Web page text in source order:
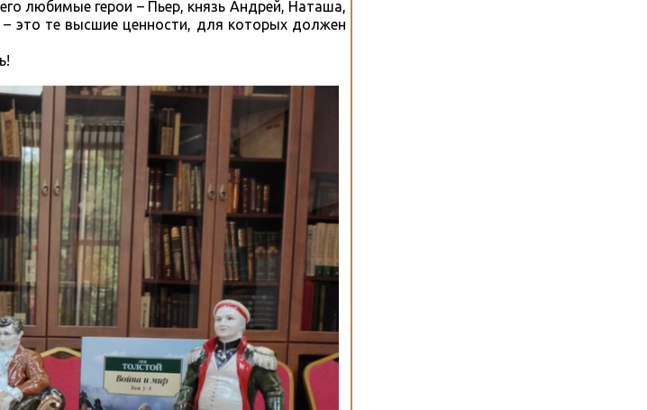
любимые герои – Пьер, князь Андрей, Наташа,
это те высшие ценности, для которых должен